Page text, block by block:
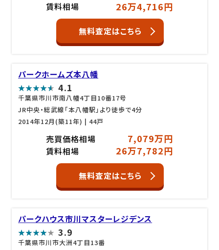
賃料相場 26万4,716円
無料査定はこちら
パークホームズ本八幡
4.1
千葉県市川市南八幡4丁目10番17号
JR中央・総武線「本八幡駅」より徒歩で4分
2014年12月(築11年) | 44戸
売買価格相場 7,079万円
賃料相場 26万7,782円
無料査定はこちら
パークハウス市川マスターレジデンス
3.9
千葉県市川市大洲4丁目13番